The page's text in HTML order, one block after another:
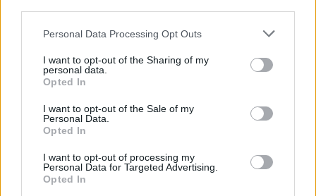
Personal Data Processing Opt Outs
I want to opt-out of the Sharing of my
personal data.
Opted In
I want to opt-out of the Sale of my
Personal Data.
Opted In
I want to opt-out of processing my
Personal Data for Targeted Advertising.
Opted In
С представителями этих знаков зодиака
лучше не спорить: они всегда найдут
способ жестоко отомстить
Названы самые смертоносные
автомобили на дорогах: держим кулачки,
чтобы вы не нашли в списке свой
автомобиль